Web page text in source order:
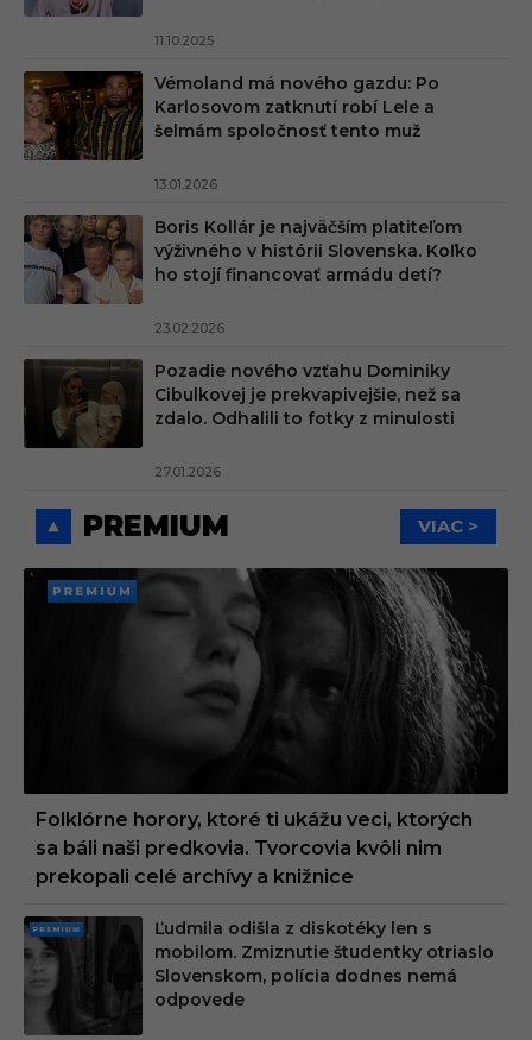
11.10.2025
Vémoland má nového gazdu: Po
Karlosovom zatknutí robí Lele a
šelmám spoločnosť tento muž
13.01.2026
Boris Kollár je najväčším platiteľom
výživného v histórii Slovenska. Koľko
ho stojí financovať armádu detí?
23.02.2026
Pozadie nového vzťahu Dominiky
Cibulkovej je prekvapivejšie, než sa
zdalo. Odhalili to fotky z minulosti
27.01.2026
PREMIUM VIAC >
PREMI
Folklórne horory, ktoré ti ukážu veci, ktorých
sa báli naši predkovia. Tvorcovia kvôli nim
prekopali celé archívy a knižnice
PRE
MIU
M
Ľudmila odišla z diskotéky len s
mobilom. Zmiznutie študentky otriaslo
Slovenskom, polícia dodnes nemá
odpovede